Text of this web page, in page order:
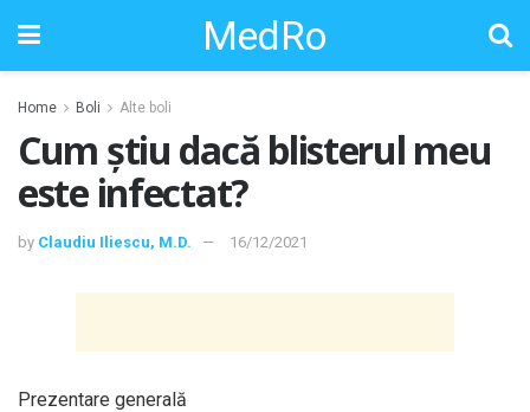
MedRo
Home Boli Alte boli
Cum știu dacă blisterul meu
este infectat?
by Claudiu Iliescu, M.D. 16/12/2021
Prezentare generală